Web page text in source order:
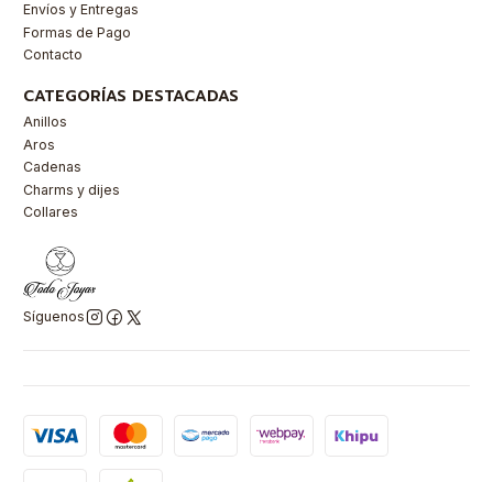
Envíos y Entregas
Formas de Pago
Contacto
CATEGORÍAS DESTACADAS
Anillos
Aros
Cadenas
Charms y dijes
Collares
Síguenos